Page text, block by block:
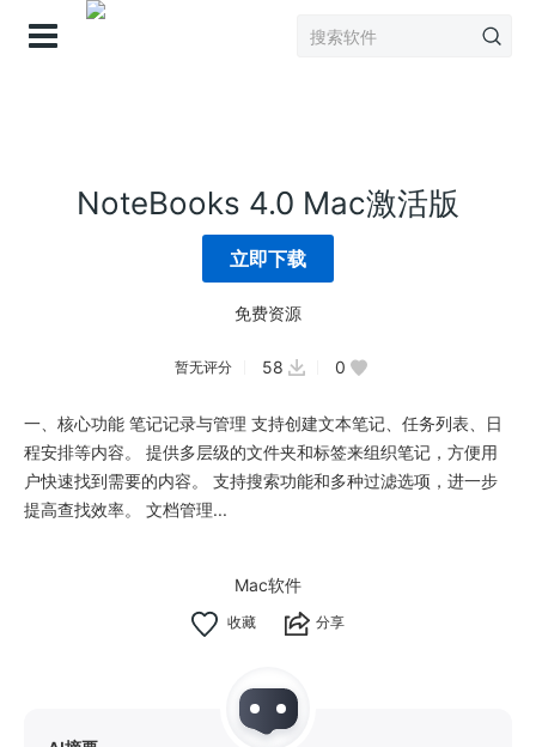
NoteBooks 4.0 Mac激活版
立即下载
免费资源
暂无评分 58 0
一、核心功能 笔记记录与管理 支持创建文本笔记、任务列表、日
程安排等内容。 提供多层级的文件夹和标签来组织笔记，方便用
户快速找到需要的内容。 支持搜索功能和多种过滤选项，进一步
提高查找效率。 文档管理...
Mac软件
分享